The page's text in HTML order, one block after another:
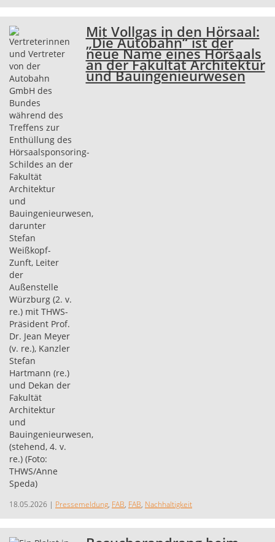
Mit Vollgas in den Hörsaal:
„Die Autobahn“ ist der
neue Name eines Hörsaals
an der Fakultät Architektur
und Bauingenieurwesen
18.05.2026 | Pressemeldung, FAB, FAB, Nachhaltigkeit